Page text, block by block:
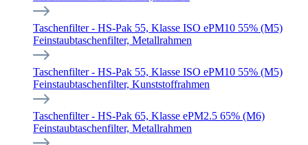
Taschenfilter - HS-Pak 55, Klasse ISO ePM10 55% (M5)
Feinstaubtaschenfilter, Metallrahmen
Taschenfilter - HS-Pak 55, Klasse ISO ePM10 55% (M5)
Feinstaubtaschenfilter, Kunststoffrahmen
Taschenfilter - HS-Pak 65, Klasse ePM2.5 65% (M6)
Feinstaubtaschenfilter, Metallrahmen